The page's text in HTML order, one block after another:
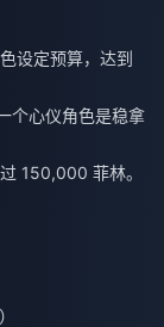
设定预算，达到
个心仪角色是稳拿
150,000 菲林。